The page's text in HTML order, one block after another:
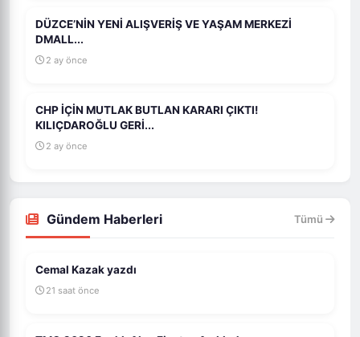
DÜZCE’NİN YENİ ALIŞVERİŞ VE YAŞAM MERKEZİ
DMALL...
2 ay önce
CHP İÇİN MUTLAK BUTLAN KARARI ÇIKTI!
KILIÇDAROĞLU GERİ...
2 ay önce
Gündem Haberleri Tümü
Cemal Kazak yazdı
21 saat önce